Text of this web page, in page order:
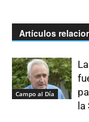
Artículos
Campo al Día